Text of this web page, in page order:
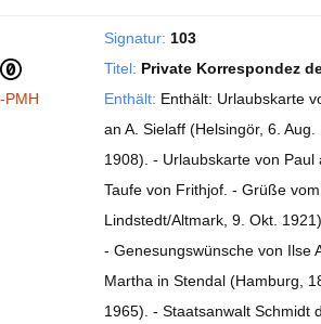
PMH
Signatur: 103
Titel: Private Korrespondez
Enthält: Enthält: Urlaubskarte
an A. Sielaff (Helsingör, 6.
1908). - Urlaubskarte von
Taufe von Frithjof. - Grüße
Lindstedt/Altmark, 9. Okt.
- Genesungswünsche von Ilse
Martha in Stendal (Hamburg,
1965). - Staatsanwalt Schmidt